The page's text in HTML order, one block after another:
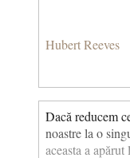
Hubert Reeves
Dacă reducem
noastre la o
aceasta a